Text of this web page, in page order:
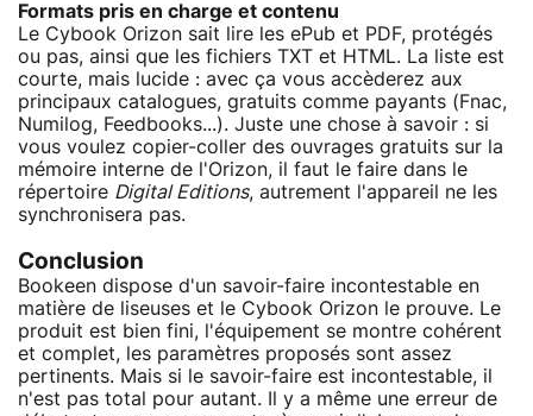
Formats pris en charge et contenu
Le Cybook Orizon sait lire les ePub et PDF, protégés
ou pas, ainsi que les fichiers TXT et HTML. La liste est
courte, mais lucide : avec ça vous accèderez aux
principaux catalogues, gratuits comme payants (Fnac,
Numilog, Feedbooks...). Juste une chose à savoir : si
vous voulez copier-coller des ouvrages gratuits sur la
mémoire interne de l'Orizon, il faut le faire dans le
répertoire Digital Editions, autrement l'appareil ne les
synchronisera pas.
Conclusion
Bookeen dispose d'un savoir-faire incontestable en
matière de liseuses et le Cybook Orizon le prouve. Le
produit est bien fini, l'équipement se montre cohérent
et complet, les paramètres proposés sont assez
pertinents. Mais si le savoir-faire est incontestable, il
n'est pas total pour autant. Il y a même une erreur de